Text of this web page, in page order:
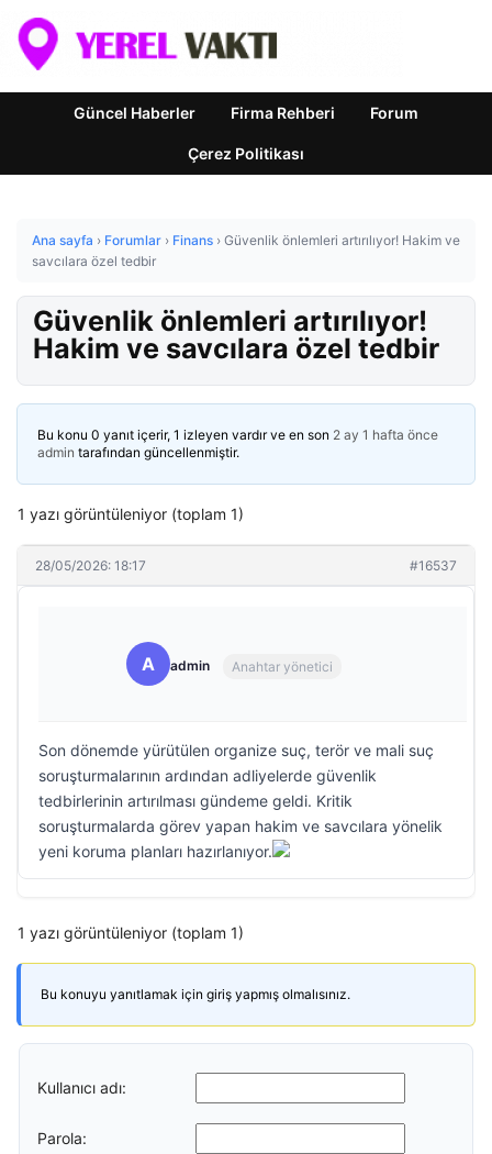
Güncel Haberler Firma Rehberi Forum
Çerez Politikası
Ana sayfa › Forumlar › Finans › Güvenlik önlemleri artırılıyor! Hakim ve
savcılara özel tedbir
Güvenlik önlemleri artırılıyor!
Hakim ve savcılara özel tedbir
Bu konu 0 yanıt içerir, 1 izleyen vardır ve en son 2 ay 1 hafta önce
admin tarafından güncellenmiştir.
1 yazı görüntüleniyor (toplam 1)
28/05/2026: 18:17 #16537
A admin Anahtar yönetici
Son dönemde yürütülen organize suç, terör ve mali suç
soruşturmalarının ardından adliyelerde güvenlik
tedbirlerinin artırılması gündeme geldi. Kritik
soruşturmalarda görev yapan hakim ve savcılara yönelik
yeni koruma planları hazırlanıyor.
1 yazı görüntüleniyor (toplam 1)
Bu konuyu yanıtlamak için giriş yapmış olmalısınız.
Kullanıcı adı:
Parola: